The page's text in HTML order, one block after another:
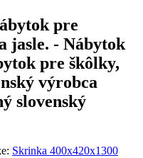
pre
jasle. - Nábytok
pre škôlky,
výrobca
slovenský
Skrinka 400x420x1300